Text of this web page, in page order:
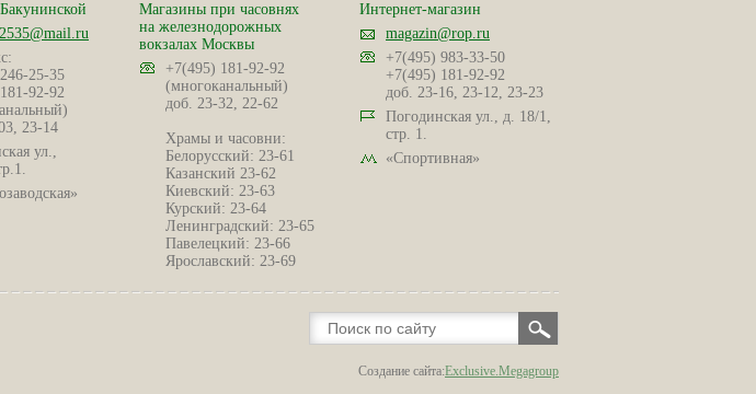
25-35
92-92
23-14
ул.,
Магазины при часовнях
на железнодорожных
вокзалах Москвы
+7(495) 181-92-92
(многоканальный)
доб. 23-32, 22-62
Храмы и часовни:
Белорусский: 23-61
Казанский 23-62
Киевский: 23-63
Курский: 23-64
Ленинградский: 23-65
Павелецкий: 23-66
Ярославский: 23-69
Интернет-магазин
magazin@rop.ru
+7(495) 983-33-50
+7(495) 181-92-92
доб. 23-16, 23-12, 23-23
Погодинская ул., д. 18/1,
стр. 1.
«Спортивная»
Создание сайта:Exclusive.Megagroup